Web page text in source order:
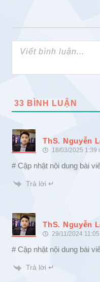
33 BÌNH LUẬN
ThS. Nguyễn
18/03/2025 1:39
# Cập nhật nội dung bài
Trả lời ↵
ThS. Nguyễn
29/11/2024
# Cập nhật nội dung bài
Trả lời ↵